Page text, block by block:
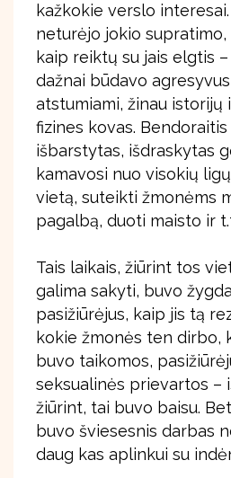
kažkokie verslo
neturėjo jokio
kaip reiktų su jais elgtis
dažnai būdavo
atstumiami, žinau istorijų
fizines kovas.
išbarstytas, išdraskytas
kamavosi nuo visokių
vietą, suteikti žmonėms
pagalbą, duoti maisto ir
Tais laikais, žiūrint tos
galima sakyti, buvo
pasižiūrėjus, kaip jis tą
kokie žmonės ten dirbo,
buvo taikomos,
seksualinės prievartos –
žiūrint, tai buvo baisu.
buvo šviesesnis darbas
daug kas aplinkui su